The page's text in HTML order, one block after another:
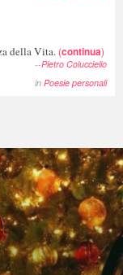
della Vita. (continua)
--Pietro Colucciello
in Poesie personali